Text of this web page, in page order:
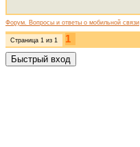
Форум. Вопросы и ответы о мобильной связи
Страница 1 из 1 1